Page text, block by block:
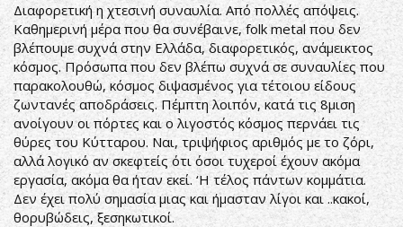
Διαφορετική η χτεσινή συναυλία. Από πολλές απόψεις.
Καθημερινή μέρα που θα συνέβαινε, folk metal που δεν
βλέπουμε συχνά στην Ελλάδα, διαφορετικός, ανάμεικτος
κόσμος. Πρόσωπα που δεν βλέπω συχνά σε συναυλίες που
παρακολουθώ, κόσμος διψασμένος για τέτοιου είδους
ζωντανές αποδράσεις. Πέμπτη λοιπόν, κατά τις 8μιση
ανοίγουν οι πόρτες και ο λιγοστός κόσμος περνάει τις
θύρες του Κύτταρου. Ναι, τριψήφιος αριθμός με το ζόρι,
αλλά λογικό αν σκεφτείς ότι όσοι τυχεροί έχουν ακόμα
εργασία, ακόμα θα ήταν εκεί. ‘Η τέλος πάντων κομμάτια.
Δεν έχει πολύ σημασία μιας και ήμασταν λίγοι και ..κακοί,
θορυβώδεις, ξεσηκωτικοί.